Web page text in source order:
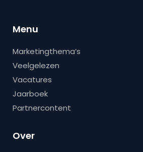
Menu
Marketingthema’s
Veelgelezen
Vacatures
Jaarboek
Partnercontent
Over